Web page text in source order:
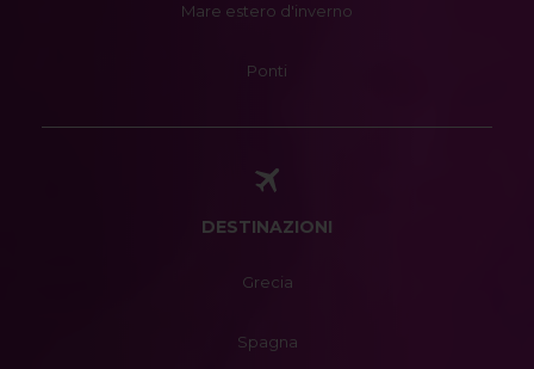
Mare estero d'inverno
Ponti
DESTINAZIONI
Grecia
Spagna